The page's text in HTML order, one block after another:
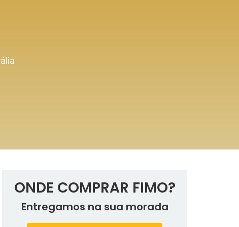
ONDE COMPRAR FIMO?
Entregamos na sua morada